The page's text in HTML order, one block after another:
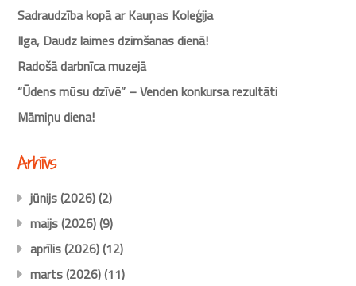
Sadraudzība kopā ar Kauņas Koleģija
Ilga, Daudz laimes dzimšanas dienā!
Radošā darbnīca muzejā
“Ūdens mūsu dzīvē” – Venden konkursa rezultāti
Māmiņu diena!
Arhīvs
jūnijs (2026)(2)
maijs (2026)(9)
aprīlis (2026)(12)
marts (2026)(11)